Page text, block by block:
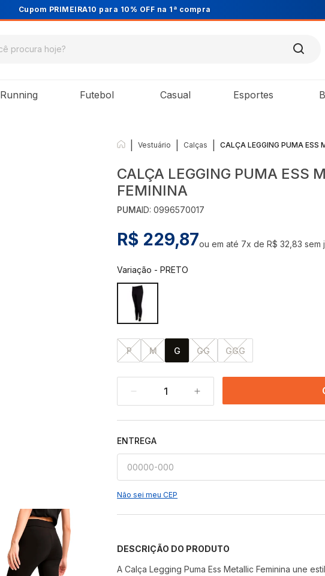
Cupom PRIMEIRA10 para 10% OFF na 1ª compra
Running Futebol Casual Esportes
Vestuário Calças CALÇA LEGGING PUMA ESS
CALÇA LEGGING PUMA ESS
FEMININA
PUMAID:0996570017
R$ 229,87ou em até 7x deR$ 32,83 sem
Variação -PRETO
P M G GG GGG
1
ENTREGA
Não sei meu CEP
DESCRIÇÃO DO PRODUTO
A Calça Legging Puma Ess Metallic Feminina une